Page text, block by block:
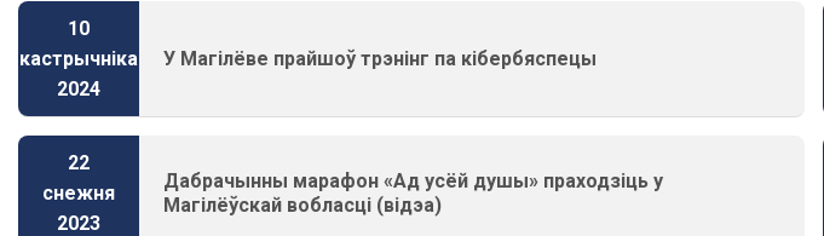
10
кастрычніка
2024
У Магілёве прайшоў трэнінг па кібербяспецы
22
снежня
2023
Дабрачынны марафон «Ад усёй душы» праходзіць у
Магілёўскай вобласці (відэа)